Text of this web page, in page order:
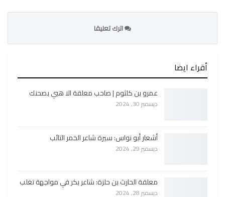
اترك تعليقا
أقراء ايضا
عمرو بن كلثوم | صاحب معلقة الا هبي بصحنك
ديسمبر 30, 2024
أشعار أبو نواس: سيرة شاعر الخمر التائب
ديسمبر 29, 2024
معلقة الحارث بن حلزة: شاعر بكر في مواجهة تغلب
ديسمبر 28, 2024